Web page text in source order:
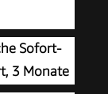
die
Sofort-
3 Monate